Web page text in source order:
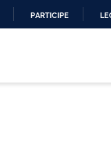
PARTICIPE